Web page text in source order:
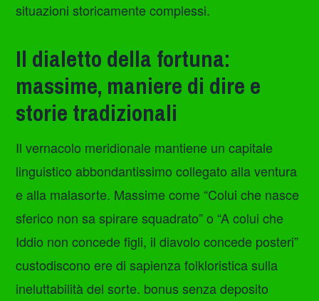
situazioni storicamente complessi.
Il dialetto della fortuna:
massime, maniere di dire e
storie tradizionali
Il vernacolo meridionale mantiene un capitale
linguistico abbondantissimo collegato alla ventura
e alla malasorte. Massime come “Colui che nasce
sferico non sa spirare squadrato” o “A colui che
Iddio non concede figli, il diavolo concede posteri”
custodiscono ere di sapienza folkloristica sulla
ineluttabilità del sorte. bonus senza deposito